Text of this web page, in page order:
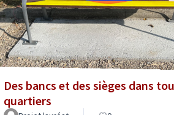
Des bancs et des sièges dans
quartiers